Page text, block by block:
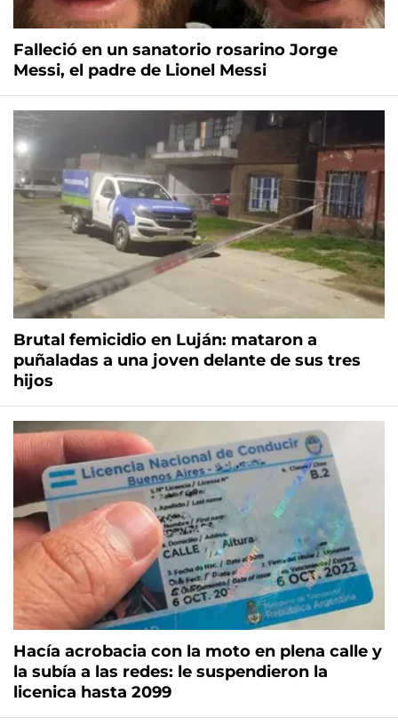
Falleció en un sanatorio rosarino Jorge
Messi, el padre de Lionel Messi
Brutal femicidio en Luján: mataron a
puñaladas a una joven delante de sus tres
hijos
Hacía acrobacia con la moto en plena calle y
la subía a las redes: le suspendieron la
licenica hasta 2099